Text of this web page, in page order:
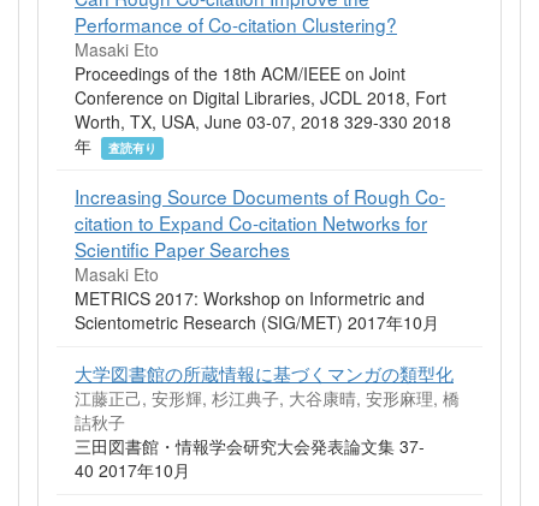
Performance of Co-citation Clustering?
Masaki Eto
Proceedings of the 18th ACM/IEEE on Joint
Conference on Digital Libraries, JCDL 2018, Fort
Worth, TX, USA, June 03-07, 2018 329-330 2018
年
査読有り
Increasing Source Documents of Rough Co-
citation to Expand Co-citation Networks for
Scientific Paper Searches
Masaki Eto
METRICS 2017: Workshop on Informetric and
Scientometric Research (SIG/MET) 2017年10月
大学図書館の所蔵情報に基づくマンガの類型化
江藤正己, 安形輝, 杉江典子, 大谷康晴, 安形麻理, 橋
詰秋子
三田図書館・情報学会研究大会発表論文集 37-
40 2017年10月